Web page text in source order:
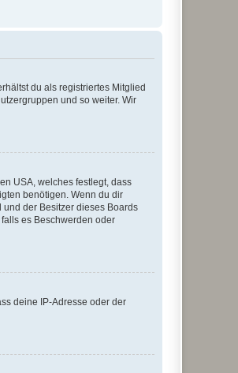
du als registriertes Mitglied
und so weiter. Wir
USA, welches festlegt, dass
benötigen. Wenn du dir
der Besitzer dieses Boards
es Beschwerden oder
deine IP-Adresse oder der